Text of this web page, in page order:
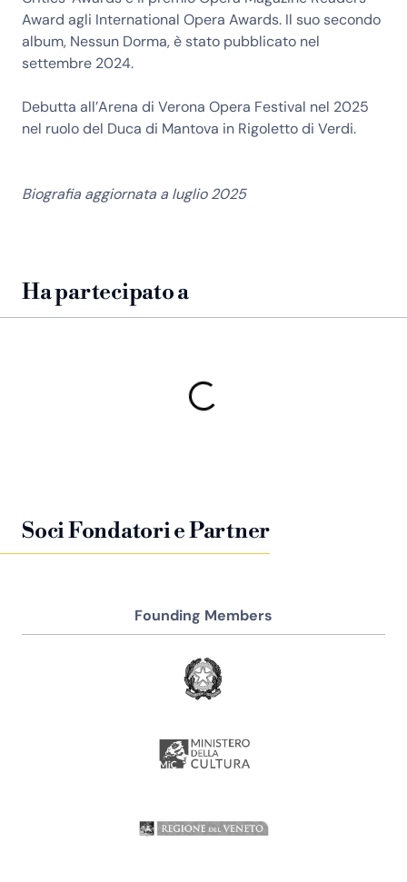
Award agli International Opera Awards. Il suo secondo
album, Nessun Dorma, è stato pubblicato nel
settembre 2024.
Debutta all’Arena di Verona Opera Festival nel 2025
nel ruolo del Duca di Mantova in Rigoletto di Verdi.
Biografia aggiornata a luglio 2025
Ha partecipato a
Soci Fondatori e Partner
Founding Members